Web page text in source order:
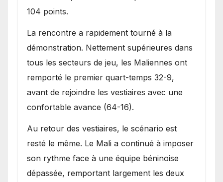
104 points.
La rencontre a rapidement tourné à la
démonstration. Nettement supérieures dans
tous les secteurs de jeu, les Maliennes ont
remporté le premier quart-temps 32-9,
avant de rejoindre les vestiaires avec une
confortable avance (64-16).
Au retour des vestiaires, le scénario est
resté le même. Le Mali a continué à imposer
son rythme face à une équipe béninoise
dépassée, remportant largement les deux